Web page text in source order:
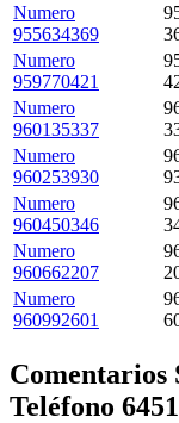
Numero
955634369
Numero
959770421
Numero
960135337
Numero
960253930
Numero
960450346
Numero
960662207
Numero
960992601
Comentarios
Teléfono